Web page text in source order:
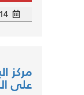
14,مايو,2023 |
مركز
على